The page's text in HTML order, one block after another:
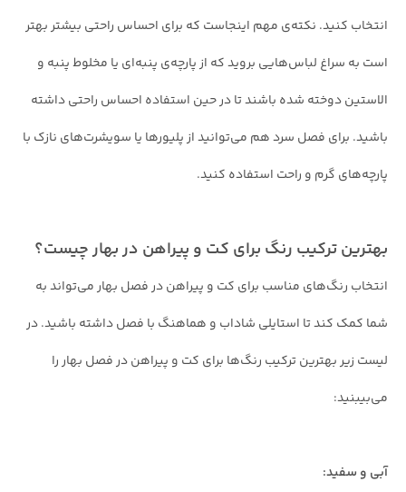
انتخاب کنید. نکته‌ی مهم اینجاست که برای احساس راحتی بیشتر بهتر
است به سراغ لباس‌هایی بروید که از پارچه‌ی پنبه‌ای یا مخلوط پنبه و
الاستین دوخته شده باشند تا در حین استفاده احساس راحتی داشته
باشید. برای فصل‌ سرد هم می‌توانید از پلیورها یا سویشرت‌های نازک با
پارچه‌های گرم و راحت استفاده کنید.
بهترین ترکیب رنگ برای کت و پیراهن در بهار چیست؟
انتخاب رنگ‌های مناسب برای کت و پیراهن در فصل بهار می‌تواند به
شما کمک کند تا استایلی شاداب و هماهنگ با فصل داشته باشید. در
لیست زیر بهترین ترکیب رنگ‌ها برای کت و پیراهن در فصل بهار را
می‌بیبنید:
آبی و سفید: